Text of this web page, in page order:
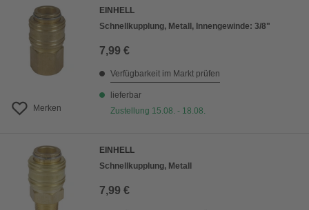
Merken
EINHELL
Schnellkupplung, Metall, Innengewinde: 3/8"
7,99 €
Verfügbarkeit im Markt prüfen
lieferbar
Zustellung 15.08. - 18.08.
EINHELL
Schnellkupplung, Metall
7,99 €